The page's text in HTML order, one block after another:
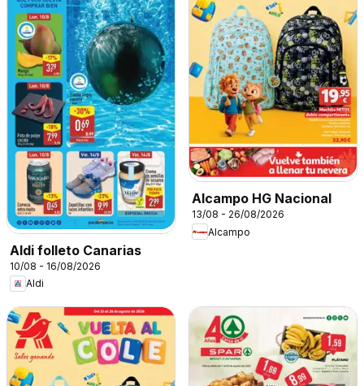
Aldi folleto Canarias
10/08 - 16/08/2026
Aldi
Alcampo HG Nacional
13/08 - 26/08/2026
Alcampo